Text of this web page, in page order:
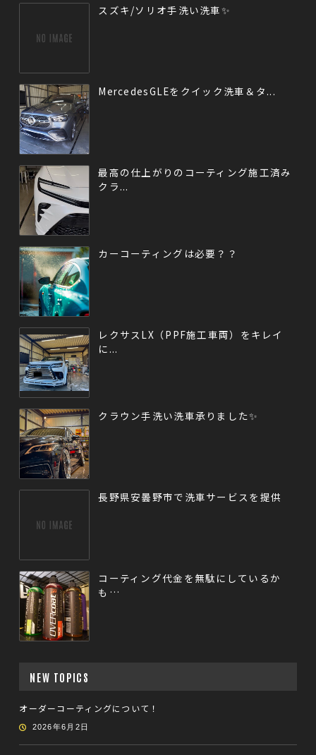
スズキ/ソリオ手洗い洗車✨
MercedesGLEをクイック洗車＆タ...
最高の仕上がりのコーティング施工済み
クラ...
カーコーティングは必要？？
レクサスLX（PPF施工車両）をキレイ
に...
クラウン手洗い洗車承りました✨
長野県安曇野市で洗車サービスを提供
コーティング代金を無駄にしているか
も…
NEW TOPICS
オーダーコーティングについて！
2026年6月2日